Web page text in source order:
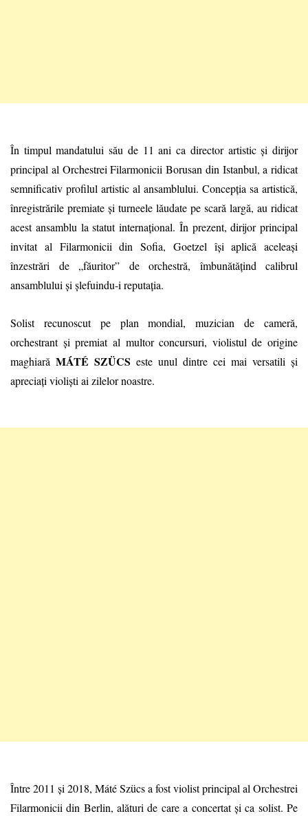
În timpul mandatului său de 11 ani ca director artistic și dirijor
principal al Orchestrei Filarmonicii Borusan din Istanbul, a ridicat
semnificativ profilul artistic al ansamblului. Concepția sa artistică,
înregistrările premiate și turneele lăudate pe scară largă, au ridicat
acest ansamblu la statut internațional. În prezent, dirijor principal
invitat al Filarmonicii din Sofia, Goetzel își aplică aceleași
înzestrări de „făuritor” de orchestră, îmbunătățind calibrul
ansamblului și șlefuindu-i reputația.
Solist recunoscut pe plan mondial, muzician de cameră,
orchestrant și premiat al multor concursuri, violistul de origine
maghiară MÁTÉ SZÜCS este unul dintre cei mai versatili și
apreciați violiști ai zilelor noastre.
Între 2011 și 2018, Máté Szücs a fost violist principal al Orchestrei
Filarmonicii din Berlin, alături de care a concertat și ca solist. Pe